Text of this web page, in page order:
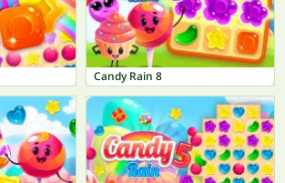
Candy Rain 8